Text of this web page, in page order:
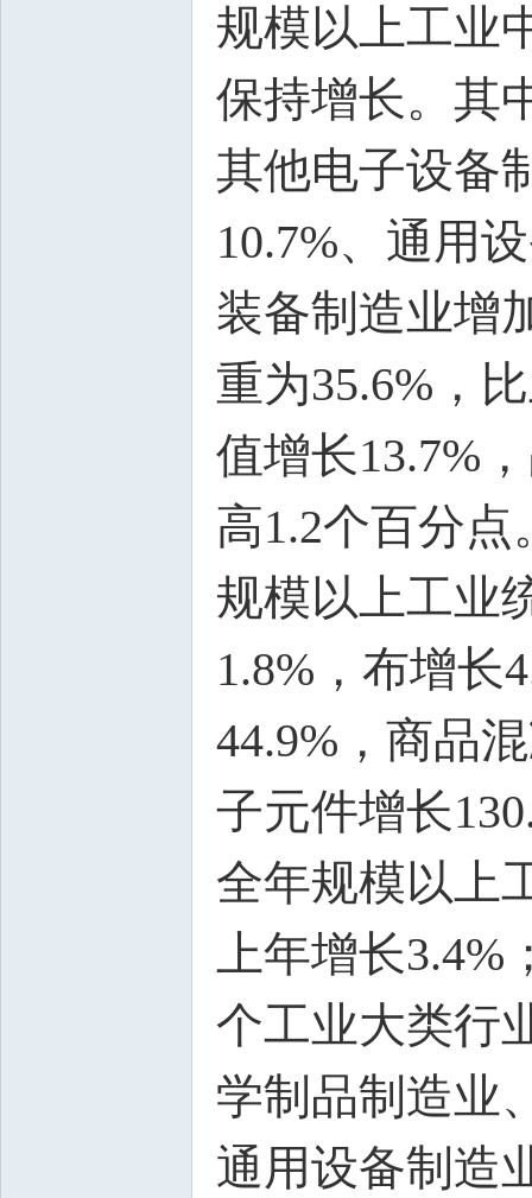
规模以上工业
保持增长。其
其他电子设备
10.7%、通用
装备制造业增
重为35.6%，
值增长13.7%
高1.2个百分点
规模以上工业
1.8%，布增长
44.9%，商品
子元件增长
全年规模以上
上年增长3.4%
个工业大类行
学制品制造业
通用设备制造